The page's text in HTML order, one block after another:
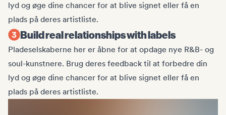
lyd og øge dine chancer for at blive signet eller få en
plads på deres artistliste.
Build real relationships with labels
Pladeselskaberne her er åbne for at opdage nye R&B- og
soul-kunstnere. Brug deres feedback til at forbedre din
lyd og øge dine chancer for at blive signet eller få en
plads på deres artistliste.